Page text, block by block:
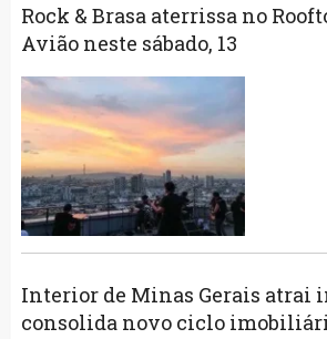
Rock & Brasa aterrissa no
Avião neste sábado, 13
Interior de Minas Gerais atrai
consolida novo ciclo